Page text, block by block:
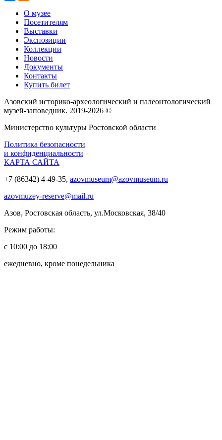
О музее
Посетителям
Выставки
Экспозиции
Коллекции
Новости
Документы
Контакты
Купить билет
Азовский историко‑археологический и палеонтологический
музей‑заповедник. 2019-2026 ©
Министерство культуры Ростовской области
Политика безопасности
и конфиденциальности
КАРТА САЙТА
+7 (86342) 4-49-35, azovmuseum@azovmuseum.ru
azovmuzey-reserve@mail.ru
Азов, Ростовская область, ул.Московская, 38/40
Режим работы:
с 10:00 до 18:00
ежедневно, кроме понедельника